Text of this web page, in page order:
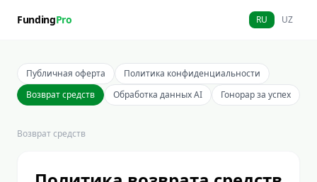
FundingPro RU UZ
Публичная оферта
Политика конфиденциальности
Возврат средств
Обработка данных AI Гонорар за успех
Возврат средств